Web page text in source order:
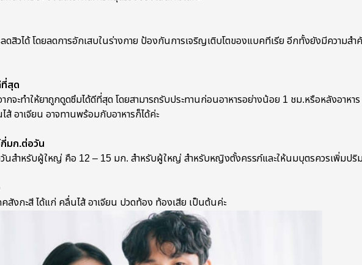
ดสิวได้ โดยลดการอักเสบในร่างกาย ป้องกันการเจริญเติบโตของแบคทีเรีย อีกทั้งยังมีความส
สุด
จะทำให้ยาถูกดูดซึมได้ดีที่สุด โดยสามารถรับประทานก่อนอาหารอย่างน้อย 1 ชม.หรือหลังอาหา
อาเจียน อาจทานพร้อมกับอาหารก็ได้ค่ะ
มก.ต่อวัน
นสำหรับผู้ใหญ่ คือ 12 – 15 มก. สำหรับผู้ใหญ่ สำหรับหญิงตั้งครรภ์และให้นมบุตรควรเพิ่มปริ
สังกะสี ได้แก่ คลื่นไส้ อาเจียน ปวดท้อง ท้องเสีย เป็นต้นค่ะ